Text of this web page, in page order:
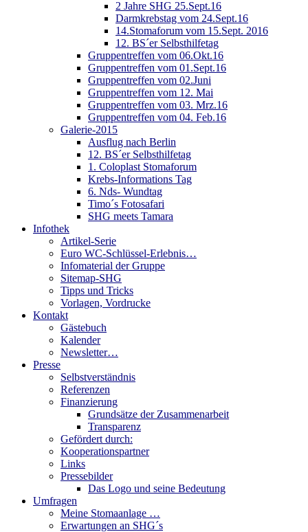
2 Jahre SHG 25.Sept.16
Darmkrebstag vom 24.Sept.16
14.Stomaforum vom 15.Sept. 2016
12. BS´er Selbsthilfetag
Gruppentreffen vom 06.Okt.16
Gruppentreffen vom 01.Sept.16
Gruppentreffen vom 02.Juni
Gruppentreffen vom 12. Mai
Gruppentreffen vom 03. Mrz.16
Gruppentreffen vom 04. Feb.16
Galerie-2015
Ausflug nach Berlin
12. BS´er Selbsthilfetag
1. Coloplast Stomaforum
Krebs-Informations Tag
6. Nds- Wundtag
Timo´s Fotosafari
SHG meets Tamara
Infothek
Artikel-Serie
Euro WC-Schlüssel-Erlebnis…
Infomaterial der Gruppe
Sitemap-SHG
Tipps und Tricks
Vorlagen, Vordrucke
Kontakt
Gästebuch
Kalender
Newsletter…
Presse
Selbstverständnis
Referenzen
Finanzierung
Grundsätze der Zusammenarbeit
Transparenz
Gefördert durch:
Kooperationspartner
Links
Pressebilder
Das Logo und seine Bedeutung
Umfragen
Meine Stomaanlage …
Erwartungen an SHG´s